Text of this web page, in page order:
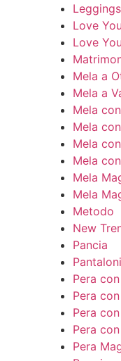
Leggings
Love
Love
Mela a
Mela a
Mela
Mela
Mela
Mela
Mela
Mela
Metodo
New
Pancia
Pantaloni
Pera
Pera
Pera
Pera
Pera